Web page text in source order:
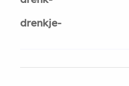
drenkje-